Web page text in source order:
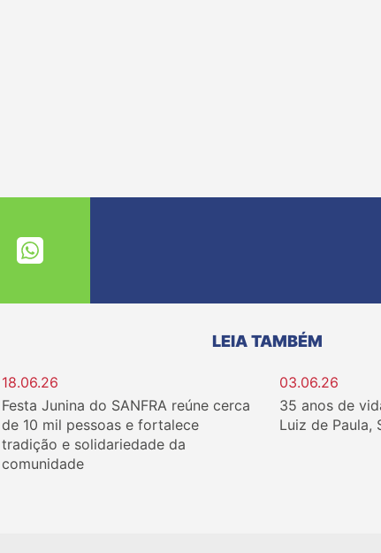
LEIA TAMBÉM
18.06.26
Festa Junina do SANFRA reúne cerca
de 10 mil pessoas e fortalece
tradição e solidariedade da
comunidade
03.06.26
35 anos de
Luiz de Paula,